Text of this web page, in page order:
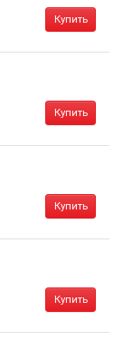
Купить
Купить
Купить
Купить